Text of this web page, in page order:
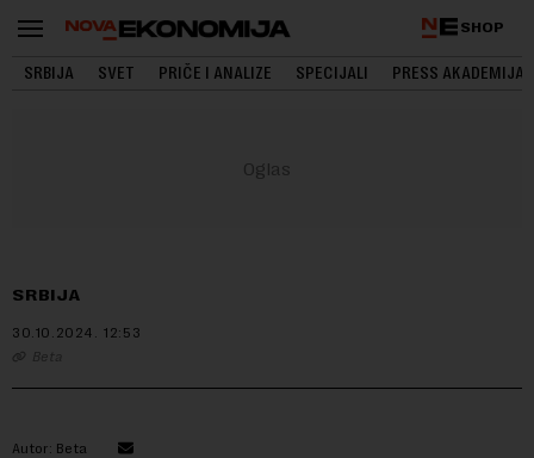
SHOP
SRBIJA SVET PRIČE I ANALIZE SPECIJALI PRESS AKADEMIJA
SRBIJA
30.10.2024. 12:53
Beta
Autor: Beta